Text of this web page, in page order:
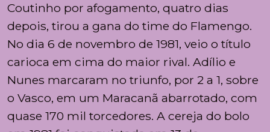
Coutinho por afogamento, quatro dias
depois, tirou a gana do time do Flamengo.
No dia 6 de novembro de 1981, veio o título
carioca em cima do maior rival. Adílio e
Nunes marcaram no triunfo, por 2 a 1, sobre
o Vasco, em um Maracanã abarrotado, com
quase 170 mil torcedores. A cereja do bolo